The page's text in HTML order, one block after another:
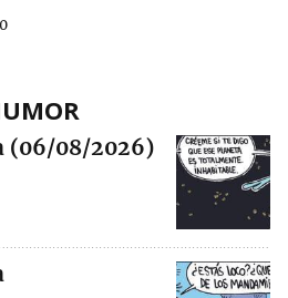
(06/08/2026)